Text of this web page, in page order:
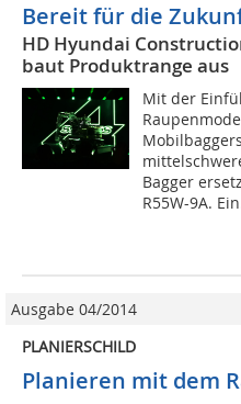
Bereit für die
HD Hyundai
baut Produktrange aus
Mit der
Bagger
R55W-9A.
Ausgabe 04/2014
PLANIERSCHILD
Planieren mit dem